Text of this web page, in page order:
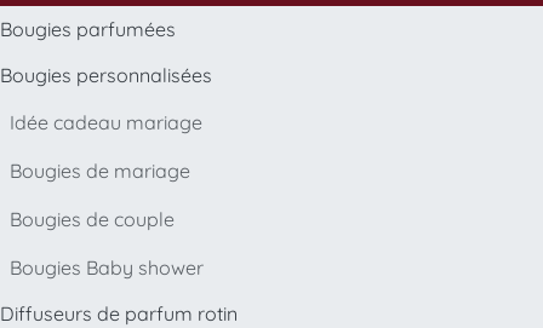
Bougies parfumées
Bougies personnalisées
Idée cadeau mariage
Bougies de mariage
Bougies de couple
Bougies Baby shower
Diffuseurs de parfum rotin